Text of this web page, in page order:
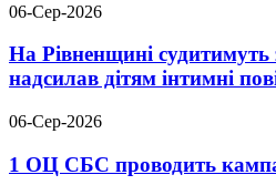
06-Сер-2026
На Рівненщині
надсилав дітям інтимні
06-Сер-2026
1 ОЦ СБС проводить